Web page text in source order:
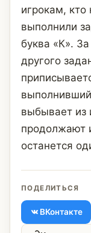
игрокам, кто
выполнили
буква «К».
другого
выбывает из
продолжают
останется
ПОДЕЛИТЬСЯ
ВКонтакте